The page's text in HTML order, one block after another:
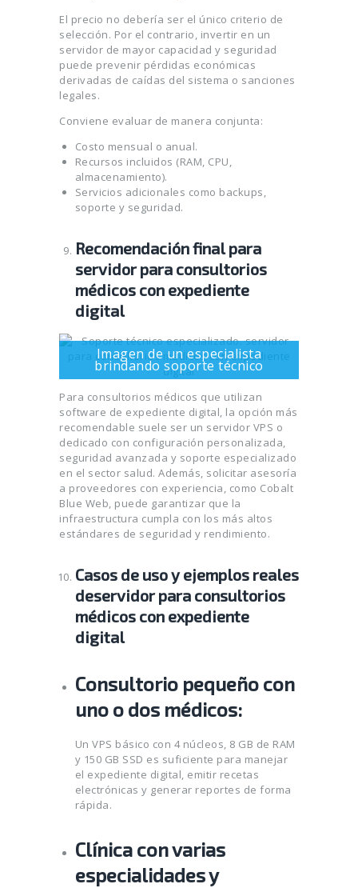
El precio no debería ser el único criterio de
selección. Por el contrario, invertir en un
servidor de mayor capacidad y seguridad
puede prevenir pérdidas económicas
derivadas de caídas del sistema o sanciones
legales.
Conviene evaluar de manera conjunta:
Costo mensual o anual.
Recursos incluidos (RAM, CPU,
almacenamiento).
Servicios adicionales como backups,
soporte y seguridad.
Recomendación final para
servidor para consultorios
médicos con expediente
digital
Imagen de un especialista
brindando soporte técnico
Para consultorios médicos que utilizan
software de expediente digital, la opción más
recomendable suele ser un servidor VPS o
dedicado con configuración personalizada,
seguridad avanzada y soporte especializado
en el sector salud. Además, solicitar asesoría
a proveedores con experiencia, como Cobalt
Blue Web, puede garantizar que la
infraestructura cumpla con los más altos
estándares de seguridad y rendimiento.
Casos de uso y ejemplos reales
deservidor para consultorios
médicos con expediente
digital
Consultorio pequeño con
uno o dos médicos:
Un VPS básico con 4 núcleos, 8 GB de RAM
y 150 GB SSD es suficiente para manejar
el expediente digital, emitir recetas
electrónicas y generar reportes de forma
rápida.
Clínica con varias
especialidades y